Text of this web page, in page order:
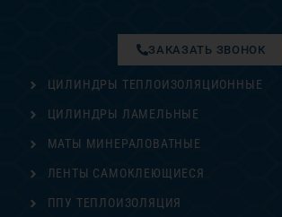
ЦИЛИНДРЫ ТЕПЛОИЗОЛЯЦИОННЫЕ
ЦИЛИНДРЫ ЛАМЕЛЬНЫЕ
МАТЫ МИНЕРАЛОВАТНЫЕ
ЛЕНТЫ САМОКЛЕЮЩИЕСЯ
ППУ ТЕПЛОИЗОЛЯЦИЯ
ЗАКАЗАТЬ ЗВОНОК